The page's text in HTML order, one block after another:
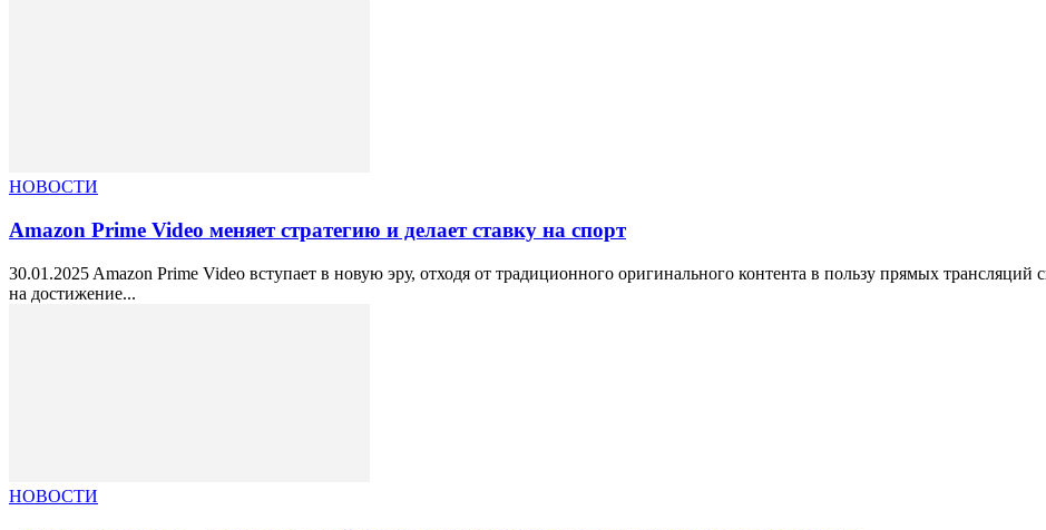
НОВОСТИ
Amazon Prime Video меняет стратегию и делает ставку на спорт
30.01.2025 Amazon Prime Video вступает в новую эру, отходя от традиционного оригинального контента в пользу прямых
на достижение...
НОВОСТИ